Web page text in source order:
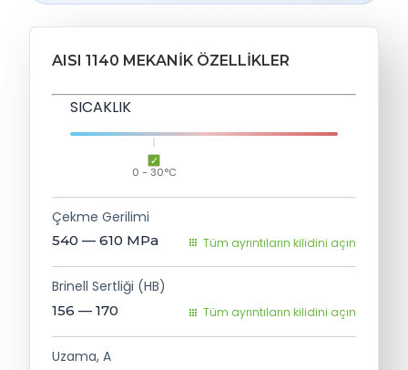
AISI 1140 MEKANIK ÖZELLIKLER
SICAKLIK
0 - 30°C
Çekme Gerilimi
540 — 610 MPa Tüm ayrıntıların kilidini açın
Brinell Sertliği (HB)
156 — 170 Tüm ayrıntıların kilidini açın
Uzama, A